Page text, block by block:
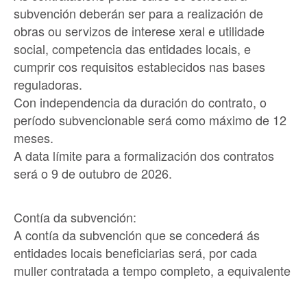
subvención deberán ser para a realización de
obras ou servizos de interese xeral e utilidade
social, competencia das entidades locais, e
cumprir cos requisitos establecidos nas bases
reguladoras.
Con independencia da duración do contrato, o
período subvencionable será como máximo de 12
meses.
A data límite para a formalización dos contratos
será o 9 de outubro de 2026.
Contía da subvención:
A contía da subvención que se concederá ás
entidades locais beneficiarias será, por cada
muller contratada a tempo completo, a equivalente